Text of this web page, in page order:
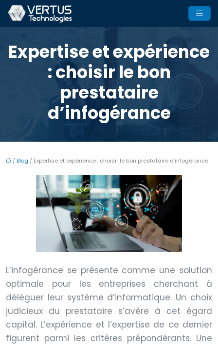
Expertise et expérience
: choisir le bon
prestataire
d’infogérance
/Blog / Expertise et expérience : choisir le bon prestataire d’infogérance
L’infogérance se présente comme une solution
optimale pour les entreprises cherchant à
déléguer leur système d’informatique. Un choix
judicieux du prestataire s’avère à cet égard
capital. L’expérience et l’expertise de ce dernier
figurent parmi les critères prépondérants. Une